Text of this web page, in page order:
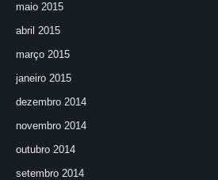
maio 2015
abril 2015
março 2015
janeiro 2015
dezembro 2014
novembro 2014
outubro 2014
setembro 2014